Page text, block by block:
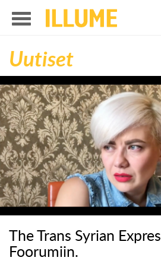
Uutiset
The Trans Syrian
Foorumiin.